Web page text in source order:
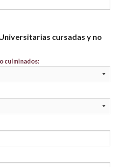
cursadas y no
culminados: